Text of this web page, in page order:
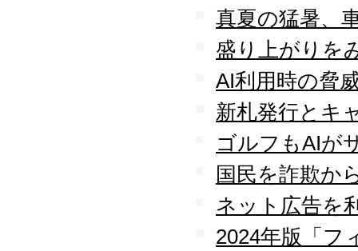
真夏の猛暑、
盛り上がりを
AI利用時の脅
新札発行とキ
ゴルフもAIが
国民を詐欺か
ネット広告を
2024年版「フ